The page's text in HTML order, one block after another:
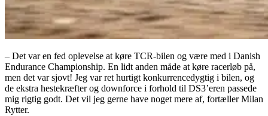
– Det var en fed oplevelse at køre TCR-bilen og være med i Danish
Endurance Championship. En lidt anden måde at køre racerløb på,
men det var sjovt! Jeg var ret hurtigt konkurrencedygtig i bilen, og
de ekstra hestekræfter og downforce i forhold til DS3’eren passede
mig rigtig godt. Det vil jeg gerne have noget mere af, fortæller Milan
Rytter.